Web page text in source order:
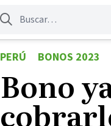
PERÚ BONOS 2023
Bono